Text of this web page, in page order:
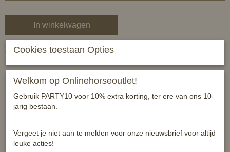
In winkelwagen
Gemaakt van synthetisch rubber. Ringen van RVS, met rond
dubbelgebroken watertrens
mondgedeelte gemaakt van kunststof met een appelsmaak
bitringen van RVS
hierdoor worden de speekselklieren geactiveerd en zullen
paarden eerder ontspannen
Cookies toestaan Opties
Welkom op Onlinehorseoutlet!
Gebruik PARTY10 voor 10% extra korting, ter ere van ons 10-
jarig bestaan.
Vergeet je niet aan te melden voor onze nieuwsbrief voor altijd
leuke acties!